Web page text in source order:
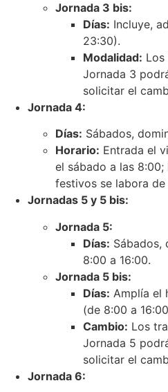
Jornada 3 bis:
Días: Incluye,
23:30).
Modalidad:
Jornada 3
solicitar el
Jornada 4:
Días: Sábados,
Horario: Entrada el
el sábado a las
festivos se labora
Jornadas 5 y 5 bis:
Jornada 5:
Días: Sábados,
8:00 a 16:00.
Jornada 5 bis:
Días: Amplía el
(de 8:00 a
Cambio: Los
Jornada 5
solicitar el
Jornada 6: